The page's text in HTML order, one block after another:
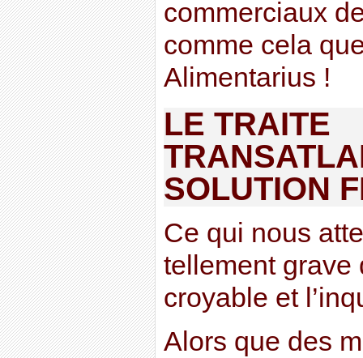
commerciaux
comme cela
Alimentarius !
LE TRAITE
SOLUTION
Ce qui nous
tellement grave
croyable et
Alors que des